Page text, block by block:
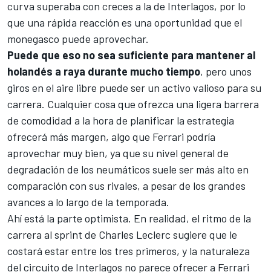
curva superaba con creces a la de Interlagos, por lo
que una rápida reacción es una oportunidad que el
monegasco puede aprovechar.
Puede que eso no sea suficiente para mantener al
holandés a raya durante mucho tiempo, pero unos
giros en el aire libre puede ser un activo valioso para su
carrera. Cualquier cosa que ofrezca una ligera barrera
de comodidad a la hora de planificar la estrategia
ofrecerá más margen, algo que Ferrari podría
aprovechar muy bien, ya que su nivel general de
degradación de los neumáticos suele ser más alto en
comparación con sus rivales, a pesar de los grandes
avances a lo largo de la temporada.
Ahí está la parte optimista. En realidad, el ritmo de la
carrera al sprint de Charles Leclerc sugiere que le
costará estar entre los tres primeros, y la naturaleza
del circuito de Interlagos no parece ofrecer a Ferrari